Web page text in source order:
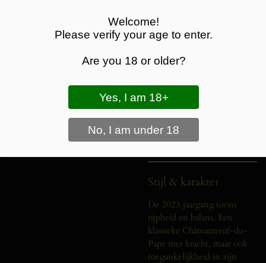
mediterrane kruiden, zwarte
peper en een subtiele hint
Smaak:
fruit, zachte maar aanwezige
tannines en een mooie
kruidige ondertoon. De
afdronk is warm, gelaagd en
aanhoudend.
Stijl & karakter
De 2023 jaargang toont
rijpheid en balans. Een
klassieke Châteauneuf-du-
Pape met kracht, maar ook
toegankelijkheid in zijn
Welcome!
Please verify your age to enter.
Are you 18 or older?